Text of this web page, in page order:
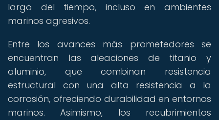
largo del tiempo, incluso en ambientes
marinos agresivos.
Entre los avances más prometedores se
encuentran las aleaciones de titanio y
aluminio, que combinan resistencia
estructural con una alta resistencia a la
corrosión, ofreciendo durabilidad en entornos
marinos. Asimismo, los recubrimientos